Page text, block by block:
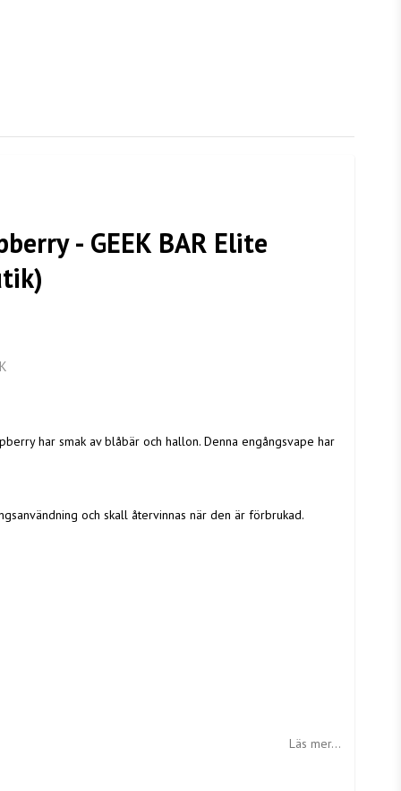
- GEEK BAR Elite
har smak av blåbär och hallon. Denna engångsvape har
och skall återvinnas när den är förbrukad.
Läs mer...